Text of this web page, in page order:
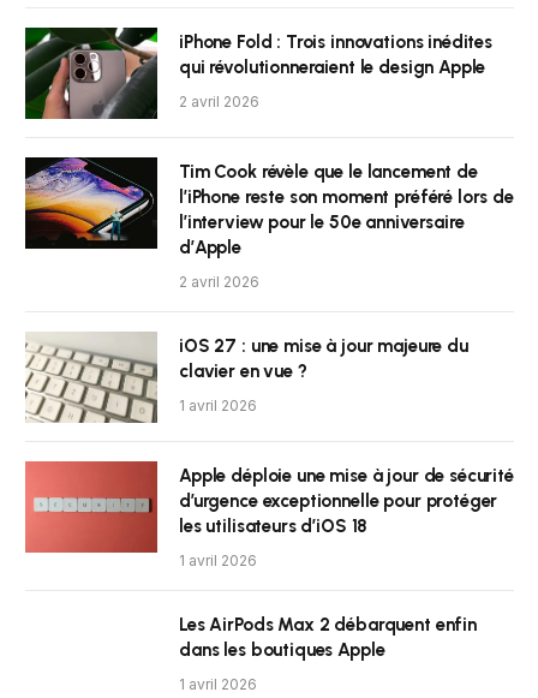
iPhone Fold : Trois innovations inédites
qui révolutionneraient le design Apple
2 avril 2026
Tim Cook révèle que le lancement de
l’iPhone reste son moment préféré lors de
l’interview pour le 50e anniversaire
d’Apple
2 avril 2026
iOS 27 : une mise à jour majeure du
clavier en vue ?
1 avril 2026
Apple déploie une mise à jour de sécurité
d’urgence exceptionnelle pour protéger
les utilisateurs d’iOS 18
1 avril 2026
Les AirPods Max 2 débarquent enfin
dans les boutiques Apple
1 avril 2026